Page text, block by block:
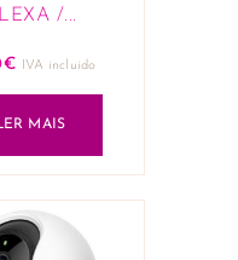
/...
€ IVA incluido
MAIS